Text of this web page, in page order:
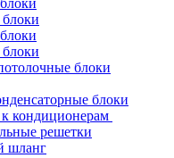
блоки
блоки
кондиционерам
решетки
шланг